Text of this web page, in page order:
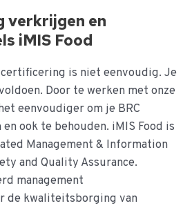
verkrijgen en
iMIS Food
is niet eenvoudig. Je
Door te werken met onze
eenvoudiger om je BRC
ook te behouden. iMIS Food is
Management & Information
and Quality Assurance.
management
de kwaliteitsborging van